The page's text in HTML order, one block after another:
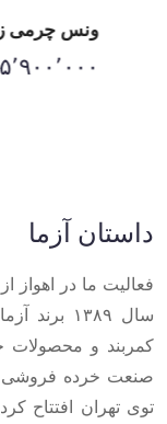
ونس چرمی
۵٬۹۰۰٬۰۰۰
داستان آزما
سال ۱۳۸۹
کمربند و محصولات
توی تهران افتتاح